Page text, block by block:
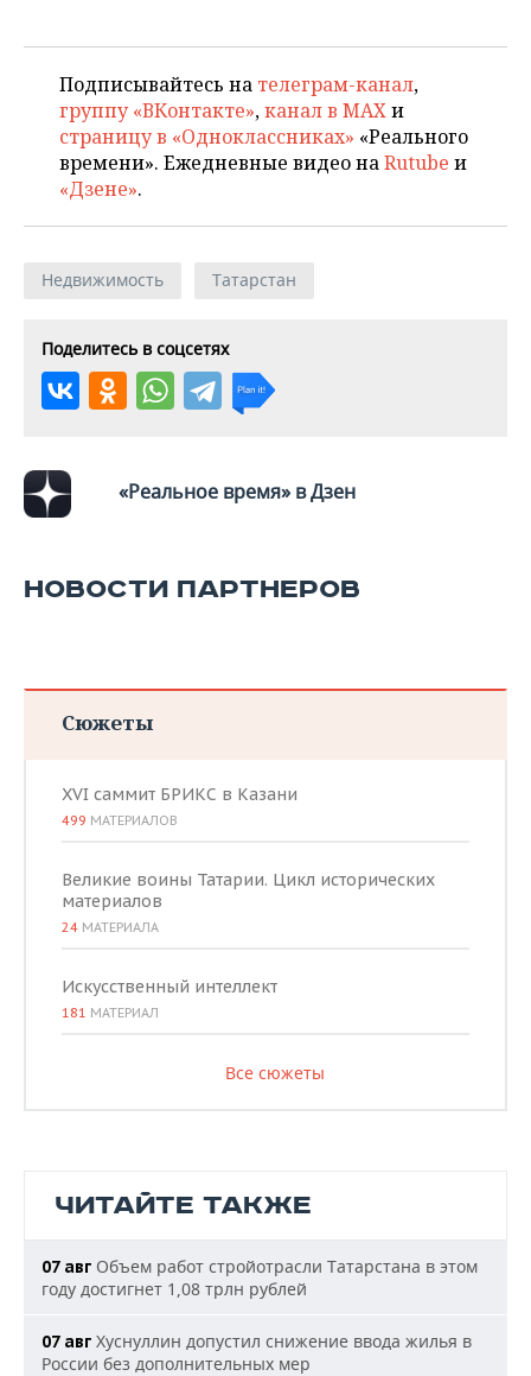
Подписывайтесь на телеграм-канал,
группу «ВКонтакте»,канал в MAXи
страницу в «Одноклассниках» «Реального
времени». Ежедневные видео наRutube и
«Дзене».
Недвижимость Татарстан
Поделитесь в соцсетях
«Реальное время» в Дзен
НОВОСТИ ПАРТНЕРОВ
Сюжеты
XVI саммит БРИКС в Казани
499 МАТЕРИАЛОВ
Великие воины Татарии. Цикл исторических
материалов
24 МАТЕРИАЛА
Искусственный интеллект
181 МАТЕРИАЛ
Все сюжеты
ЧИТАЙТЕ ТАКЖЕ
07 авг Объем работ стройотрасли Татарстана в этом
году достигнет 1,08 трлн рублей
07 авг Хуснуллин допустил снижение ввода жилья в
России без дополнительных мер